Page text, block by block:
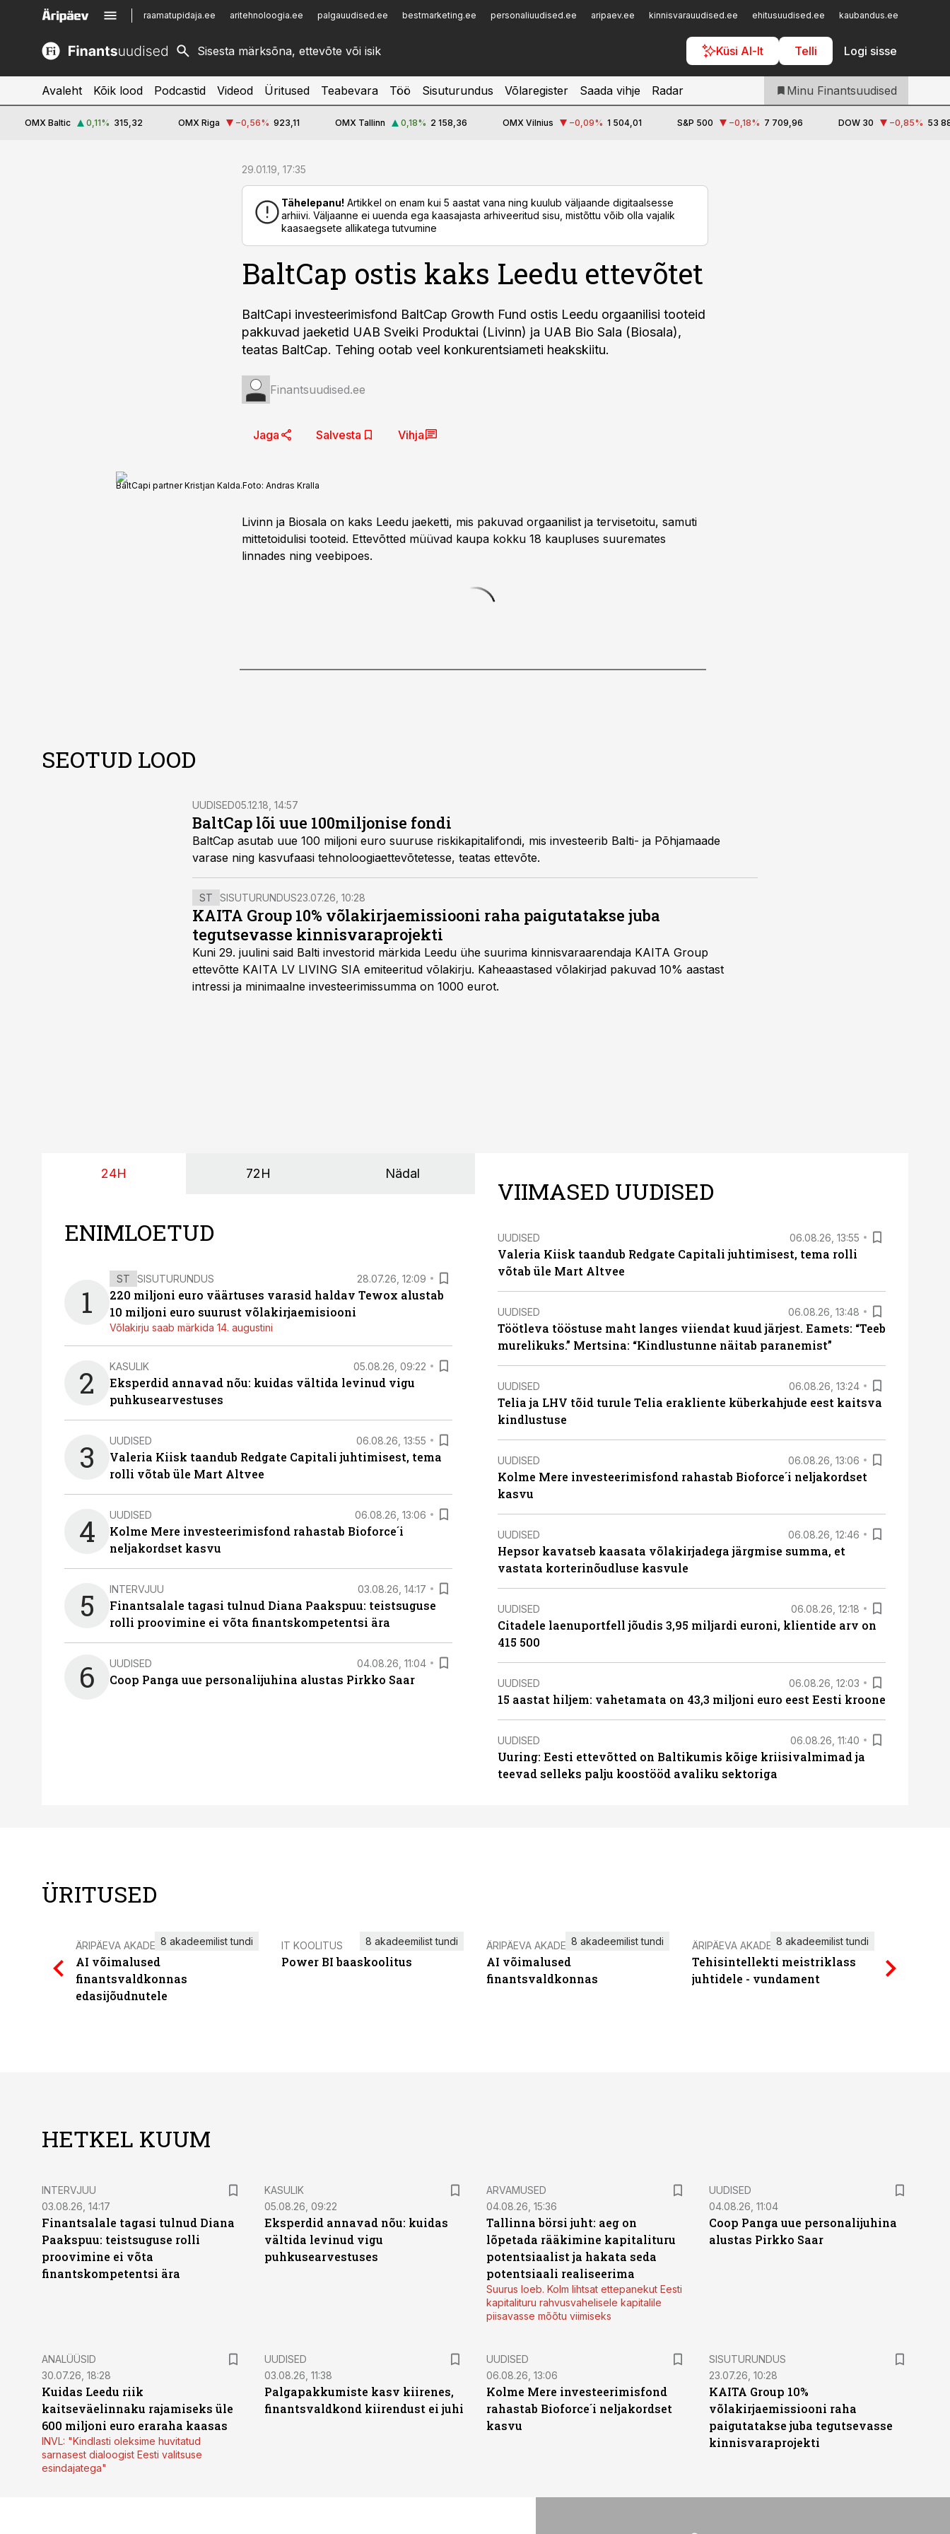
raamatupidaja.ee aritehnoloogia.ee palgauudised.ee bestmarketing.ee personaliuudised.ee aripaev.ee kinnisvarauudised.ee ehitusuudised.ee kaubandus.ee
Küsi AI-lt Telli Logi sisse
kinnisvarauudised.ee
logistikauudised.ee
imelineajalugu.ee
Infopank
Iseteenindus
Telli Finantsuudised
Avaleht Kõik lood Podcastid Videod Üritused Teabevara Töö Sisuturundus Võlaregister Saada vihje Radar Minu Finantsuudised
OMX Baltic 0,11% 315,32 OMX Riga −0,56% 923,11 OMX Tallinn 0,18% 2 158,36 OMX Vilnius −0,09% 1 504,01 S&P 500 −0,18% 7 709,96 DOW 30 −0,85% 53
29.01.19, 17:35
Tähelepanu! Artikkel on enam kui 5 aastat vana ning kuulub väljaande digitaalsesse
arhiivi. Väljaanne ei uuenda ega kaasajasta arhiveeritud sisu, mistõttu võib olla vajalik
kaasaegsete allikatega tutvumine
BaltCap ostis kaks Leedu ettevõtet
BaltCapi investeerimisfond BaltCap Growth Fund ostis Leedu orgaanilisi tooteid
pakkuvad jaeketid UAB Sveiki Produktai (Livinn) ja UAB Bio Sala (Biosala),
teatas BaltCap. Tehing ootab veel konkurentsiameti heakskiitu.
Finantsuudised.ee
Jaga Salvesta Vihja
BaltCapi partner Kristjan Kalda.Foto: Andras Kralla
Livinn ja Biosala on kaks Leedu jaeketti, mis pakuvad orgaanilist ja tervisetoitu, samuti
mittetoidulisi tooteid. Ettevõtted müüvad kaupa kokku 18 kaupluses suuremates
linnades ning veebipoes.
SEOTUD LOOD
UUDISED05.12.18, 14:57
BaltCap lõi uue 100miljonise fondi
BaltCap asutab uue 100 miljoni euro suuruse riskikapitalifondi, mis investeerib Balti- ja Põhjamaade
varase ning kasvufaasi tehnoloogiaettevõtetesse, teatas ettevõte.
ST SISUTURUNDUS23.07.26, 10:28
KAITA Group 10% võlakirjaemissiooni raha paigutatakse juba
tegutsevasse kinnisvaraprojekti
Kuni 29. juulini said Balti investorid märkida Leedu ühe suurima kinnisvaraarendaja KAITA Group
ettevõtte KAITA LV LIVING SIA emiteeritud võlakirju. Kaheaastased võlakirjad pakuvad 10% aastast
intressi ja minimaalne investeerimissumma on 1000 eurot.
24H 72H Nädal
ENIMLOETUD
1
ST SISUTURUNDUS 28.07.26, 12:09
220 miljoni euro väärtuses varasid haldav Tewox alustab
10 miljoni euro suurust võlakirjaemisiooni
Võlakirju saab märkida 14. augustini
2 KASULIK 05.08.26, 09:22
Eksperdid annavad nõu: kuidas vältida levinud vigu
puhkusearvestuses
3 UUDISED 06.08.26, 13:55
Valeria Kiisk taandub Redgate Capitali juhtimisest, tema
rolli võtab üle Mart Altvee
4 UUDISED 06.08.26, 13:06
Kolme Mere investeerimisfond rahastab Bioforce´i
neljakordset kasvu
5 INTERVJUU 03.08.26, 14:17
Finantsalale tagasi tulnud Diana Paakspuu: teistsuguse
rolli proovimine ei võta finantskompetentsi ära
6 UUDISED 04.08.26, 11:04
Coop Panga uue personalijuhina alustas Pirkko Saar
VIIMASED UUDISED
UUDISED 06.08.26, 13:55
Valeria Kiisk taandub Redgate Capitali juhtimisest, tema rolli
võtab üle Mart Altvee
UUDISED 06.08.26, 13:48
Töötleva tööstuse maht langes viiendat kuud järjest. Eamets: “Teeb
murelikuks.” Mertsina: “Kindlustunne näitab paranemist”
UUDISED 06.08.26, 13:24
Telia ja LHV tõid turule Telia erakliente küberkahjude eest kaitsva
kindlustuse
UUDISED 06.08.26, 13:06
Kolme Mere investeerimisfond rahastab Bioforce´i neljakordset
kasvu
UUDISED 06.08.26, 12:46
Hepsor kavatseb kaasata võlakirjadega järgmise summa, et
vastata korterinõudluse kasvule
UUDISED 06.08.26, 12:18
Citadele laenuportfell jõudis 3,95 miljardi euroni, klientide arv on
415 500
UUDISED 06.08.26, 12:03
15 aastat hiljem: vahetamata on 43,3 miljoni euro eest Eesti kroone
UUDISED 06.08.26, 11:40
Uuring: Eesti ettevõtted on Baltikumis kõige kriisivalmimad ja
teevad selleks palju koostööd avaliku sektoriga
ÜRITUSED
ÄRIPÄEVA AKADEEMIA
AI võimalused
finantsvaldkonnas
edasijõudnutele
8 akadeemilist tundi IT KOOLITUS
Power BI baaskoolitus
8 akadeemilist tundi ÄRIPÄEVA AKADEEMIA
AI võimalused
finantsvaldkonnas
8 akadeemilist tundi ÄRIPÄEVA AKADEEMIA
Tehisintellekti meistriklass
juhtidele - vundament
8 akadeemilist tundi
HETKEL KUUM
INTERVJUU
03.08.26, 14:17
Finantsalale tagasi tulnud Diana
Paakspuu: teistsuguse rolli
proovimine ei võta
finantskompetentsi ära
KASULIK
05.08.26, 09:22
Eksperdid annavad nõu: kuidas
vältida levinud vigu
puhkusearvestuses
ARVAMUSED
04.08.26, 15:36
Tallinna börsi juht: aeg on
lõpetada rääkimine kapitalituru
potentsiaalist ja hakata seda
potentsiaali realiseerima
Suurus loeb. Kolm lihtsat ettepanekut Eesti
kapitalituru rahvusvahelisele kapitalile
piisavasse mõõtu viimiseks
UUDISED
04.08.26, 11:04
Coop Panga uue personalijuhina
alustas Pirkko Saar
ANALÜÜSID
30.07.26, 18:28
Kuidas Leedu riik
kaitseväelinnaku rajamiseks üle
600 miljoni euro eraraha kaasas
INVL: "Kindlasti oleksime huvitatud
sarnasest dialoogist Eesti valitsuse
esindajatega"
UUDISED
03.08.26, 11:38
Palgapakkumiste kasv kiirenes,
finantsvaldkond kiirendust ei juhi
UUDISED
06.08.26, 13:06
Kolme Mere investeerimisfond
rahastab Bioforce´i neljakordset
kasvu
ST
SISUTURUNDUS
23.07.26, 10:28
KAITA Group 10%
võlakirjaemissiooni raha
paigutatakse juba tegutsevasse
kinnisvaraprojekti